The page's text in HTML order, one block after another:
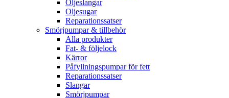
Oljeslangar
Oljesugar
Reparationssatser
Smörjpumpar & tillbehör
Alla produkter
Fat- & följelock
Kärror
Påfyllningspumpar för fett
Reparationssatser
Slangar
Smörjpumpar